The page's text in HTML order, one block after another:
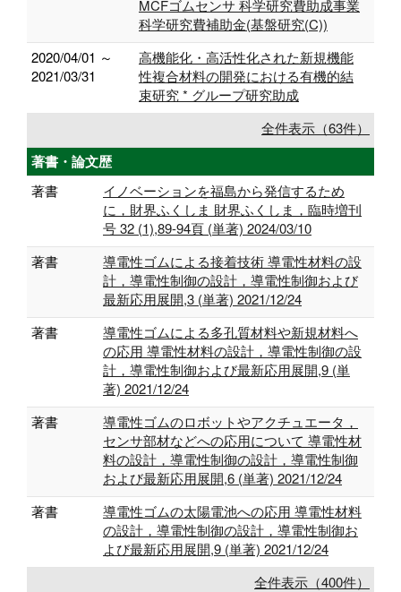
MCFゴムセンサ 科学研究費助成事業
科学研究費補助金(基盤研究(C))
2020/04/01 ～
2021/03/31
高機能化・高活性化された新規機能
性複合材料の開発における有機的結
束研究 * グループ研究助成
全件表示（63件）
著書・論文歴
著書
イノベーションを福島から発信するため
に，財界ふくしま 財界ふくしま，臨時増刊
号 32 (1),89-94頁 (単著) 2024/03/10
著書
導電性ゴムによる接着技術 導電性材料の設
計，導電性制御の設計，導電性制御および
最新応用展開,3 (単著) 2021/12/24
著書
導電性ゴムによる多孔質材料や新規材料へ
の応用 導電性材料の設計，導電性制御の設
計，導電性制御および最新応用展開,9 (単
著) 2021/12/24
著書
導電性ゴムのロボットやアクチュエータ，
センサ部材などへの応用について 導電性材
料の設計，導電性制御の設計，導電性制御
および最新応用展開,6 (単著) 2021/12/24
著書
導電性ゴムの太陽電池への応用 導電性材料
の設計，導電性制御の設計，導電性制御お
よび最新応用展開,9 (単著) 2021/12/24
全件表示（400件）